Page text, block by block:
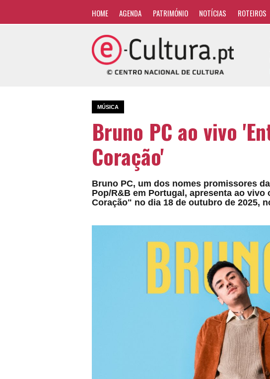
HOME AGENDA PATRIMÓNIO NOTÍCIAS ROTEIROS
MÚSICA
Bruno PC ao vivo
Coração'
Bruno PC, um dos nomes promissores
Pop/R&B em Portugal, apresenta ao vivo
Coração" no dia 18 de outubro de 2025,